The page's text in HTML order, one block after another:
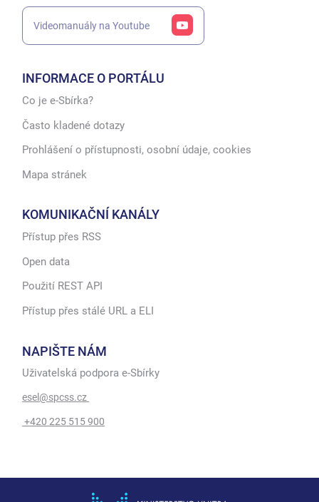
Videomanuály na Youtube
INFORMACE O PORTÁLU
Co je e-Sbírka?
Často kladené dotazy
Prohlášení o přístupnosti, osobní údaje, cookies
Mapa stránek
KOMUNIKAČNÍ KANÁLY
Přístup přes RSS
Open data
Použití REST API
Přístup přes stálé URL a ELI
NAPIŠTE NÁM
Uživatelská podpora e-Sbírky
esel@spcss.cz
+420 225 515 900